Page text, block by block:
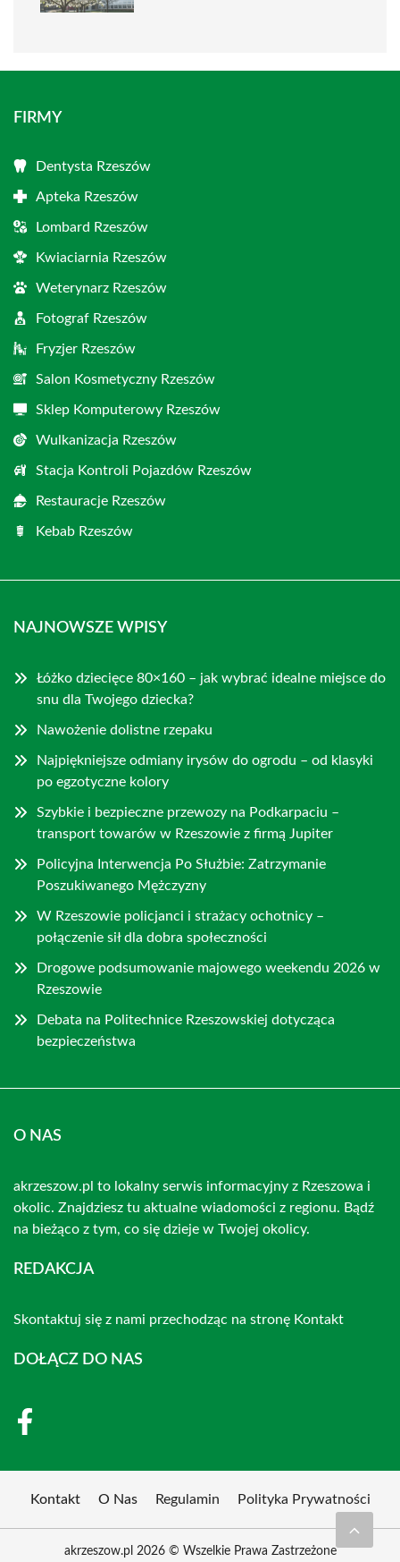
FIRMY
Dentysta Rzeszów
Apteka Rzeszów
Lombard Rzeszów
Kwiaciarnia Rzeszów
Weterynarz Rzeszów
Fotograf Rzeszów
Fryzjer Rzeszów
Salon Kosmetyczny Rzeszów
Sklep Komputerowy Rzeszów
Wulkanizacja Rzeszów
Stacja Kontroli Pojazdów Rzeszów
Restauracje Rzeszów
Kebab Rzeszów
NAJNOWSZE WPISY
Łóżko dziecięce 80×160 – jak wybrać idealne miejsce do
snu dla Twojego dziecka?
Nawożenie dolistne rzepaku
Najpiękniejsze odmiany irysów do ogrodu – od klasyki
po egzotyczne kolory
Szybkie i bezpieczne przewozy na Podkarpaciu –
transport towarów w Rzeszowie z firmą Jupiter
Policyjna Interwencja Po Służbie: Zatrzymanie
Poszukiwanego Mężczyzny
W Rzeszowie policjanci i strażacy ochotnicy –
połączenie sił dla dobra społeczności
Drogowe podsumowanie majowego weekendu 2026 w
Rzeszowie
Debata na Politechnice Rzeszowskiej dotycząca
bezpieczeństwa
O NAS
akrzeszow.pl to lokalny serwis informacyjny z Rzeszowa i
okolic. Znajdziesz tu aktualne wiadomości z regionu. Bądź
na bieżąco z tym, co się dzieje w Twojej okolicy.
REDAKCJA
Skontaktuj się z nami przechodząc na stronę Kontakt
DOŁĄCZ DO NAS
Kontakt O Nas Regulamin Polityka Prywatności
akrzeszow.pl 2026 © Wszelkie Prawa Zastrzeżone